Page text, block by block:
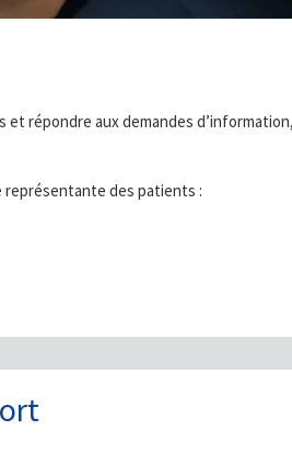
répondre aux demandes
représentante des patients :